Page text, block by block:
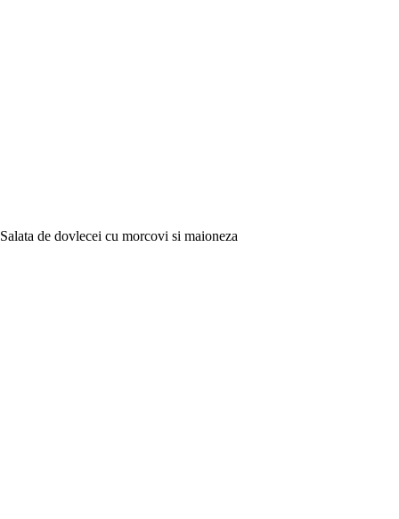
Salata de dovlecei cu morcovi si maioneza